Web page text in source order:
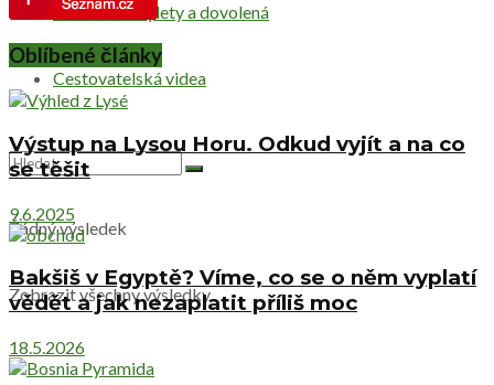
Netradiční výlety a dovolená
Cestovatelská videa
Žádný výsledek
Zobrazit všechny výsledky
Oblíbené články
Výstup na Lysou Horu. Odkud vyjít a na co
se těšit
9.6.2025
Bakšiš v Egyptě? Víme, co se o něm vyplatí
vědět a jak nezaplatit příliš moc
18.5.2026